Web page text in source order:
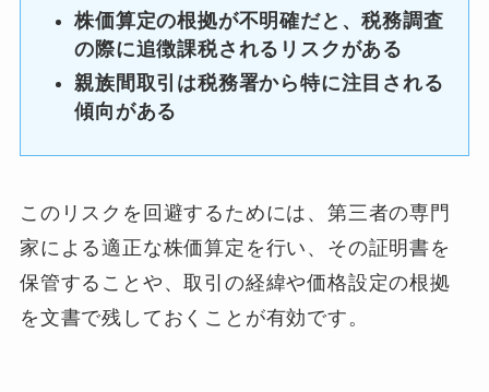
株価算定の根拠が不明確だと、税務調査
の際に追徴課税されるリスクがある
親族間取引は税務署から特に注目される
傾向がある
このリスクを回避するためには、第三者の専門
家による適正な株価算定を行い、その証明書を
保管することや、取引の経緯や価格設定の根拠
を文書で残しておくことが有効です。